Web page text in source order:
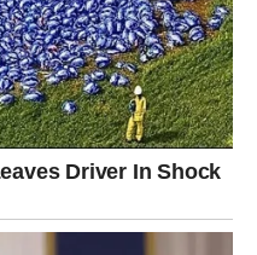
vaša očekivanja.